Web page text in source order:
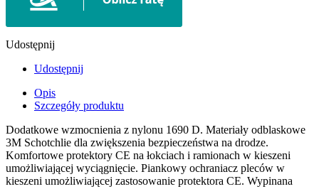
Udostępnij
Udostępnij
Opis
Szczegóły produktu
Dodatkowe wzmocnienia z nylonu 1690 D. Materiały odblaskowe
3M Schotchlie dla zwiększenia bezpieczeństwa na drodze.
Komfortowe protektory CE na łokciach i ramionach w kieszeni
umożliwiającej wyciągnięcie. Piankowy ochraniacz pleców w
kieszeni umożliwiającej zastosowanie protektora CE. Wypinana